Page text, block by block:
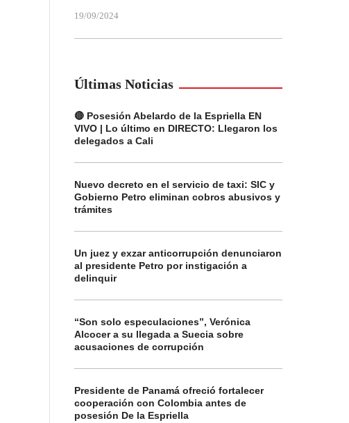
19/09/2024
Últimas Noticias
🔴 Posesión Abelardo de la Espriella EN
VIVO | Lo último en DIRECTO: Llegaron los
delegados a Cali
Nuevo decreto en el servicio de taxi: SIC y
Gobierno Petro eliminan cobros abusivos y
trámites
Un juez y exzar anticorrupción denunciaron
al presidente Petro por instigación a
delinquir
“Son solo especulaciones”, Verónica
Alcocer a su llegada a Suecia sobre
acusaciones de corrupción
Presidente de Panamá ofreció fortalecer
cooperación con Colombia antes de
posesión De la Espriella